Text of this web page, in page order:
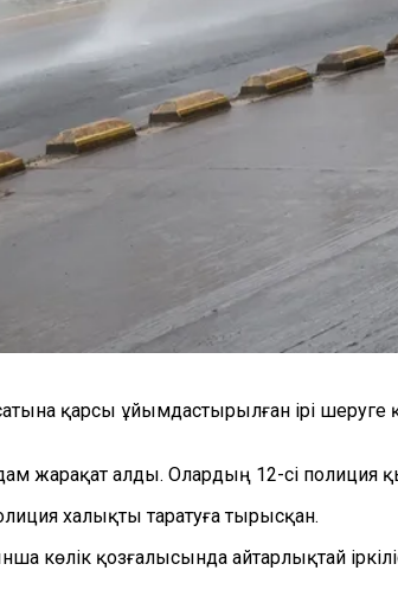
қарсы ұйымдастырылған ірі шеруге
жарақат алды. Олардың 12-сі полиция
халықты таратуға тырысқан.
көлік қозғалысында айтарлықтай